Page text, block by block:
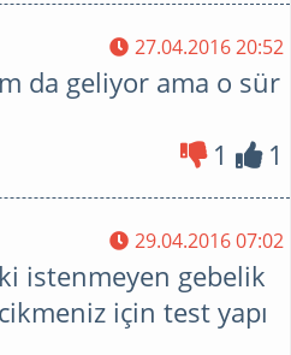
27.04.2016 20:52
da geliyor ama o sür
1
1
29.04.2016 07:02
istenmeyen gebelik
için test yapı